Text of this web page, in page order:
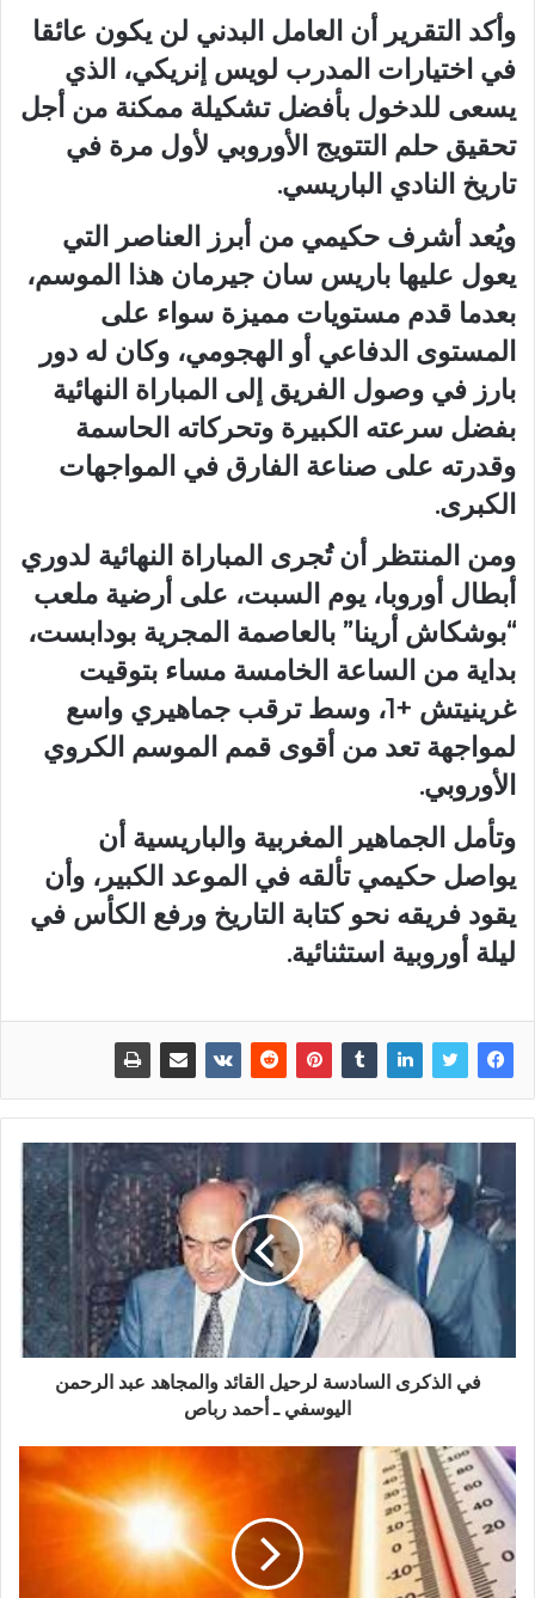
وأكد التقرير أن العامل البدني لن يكون عائقا
في اختيارات المدرب لويس إنريكي، الذي
يسعى للدخول بأفضل تشكيلة ممكنة من أجل
تحقيق حلم التتويج الأوروبي لأول مرة في
تاريخ النادي الباريسي.
ويُعد أشرف حكيمي من أبرز العناصر التي
يعول عليها باريس سان جيرمان هذا الموسم،
بعدما قدم مستويات مميزة سواء على
المستوى الدفاعي أو الهجومي، وكان له دور
بارز في وصول الفريق إلى المباراة النهائية
بفضل سرعته الكبيرة وتحركاته الحاسمة
وقدرته على صناعة الفارق في المواجهات
الكبرى.
ومن المنتظر أن تُجرى المباراة النهائية لدوري
أبطال أوروبا، يوم السبت، على أرضية ملعب
“بوشكاش أرينا” بالعاصمة المجرية بودابست،
بداية من الساعة الخامسة مساء بتوقيت
غرينيتش +1، وسط ترقب جماهيري واسع
لمواجهة تعد من أقوى قمم الموسم الكروي
الأوروبي.
وتأمل الجماهير المغربية والباريسية أن
يواصل حكيمي تألقه في الموعد الكبير، وأن
يقود فريقه نحو كتابة التاريخ ورفع الكأس في
ليلة أوروبية استثنائية.
في الذكرى السادسة لرحيل القائد والمجاهد عبد الرحمن
اليوسفي ـ أحمد رباص